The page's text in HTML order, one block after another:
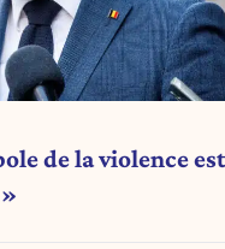
de la violence est